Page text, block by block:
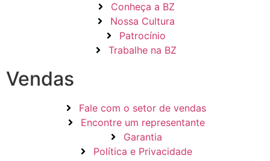
Conheça a BZ
Nossa Cultura
Patrocínio
Trabalhe na BZ
Vendas
Fale com o setor de vendas
Encontre um representante
Garantia
Política e Privacidade